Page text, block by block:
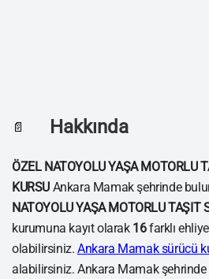
📄 Hakkında
ÖZEL NATOYOLU YAŞA MOTORLU
KURSU Ankara Mamak şehrinde
NATOYOLU YAŞA MOTORLU TAŞIT
kurumuna kayıt olarak 16farklı
olabilirsiniz. Ankara Mamak sürücü
alabilirsiniz. Ankara Mamak